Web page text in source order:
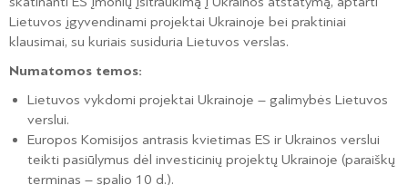
Lietuvos įgyvendinami projektai Ukrainoje bei praktiniai
klausimai, su kuriais susiduria Lietuvos verslas.
Numatomos temos:
Lietuvos vykdomi projektai Ukrainoje – galimybės Lietuvos
verslui.
Europos Komisijos antrasis kvietimas ES ir Ukrainos verslui
teikti pasiūlymus dėl investicinių projektų Ukrainoje (paraiškų
terminas – spalio 10 d.).